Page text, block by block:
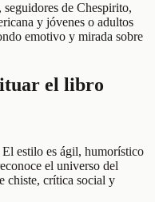
seguidores de Chespirito,
y jóvenes o adultos
emotivo y mirada sobre
el libro
estilo es ágil, humorístico
el universo del
chiste, crítica social y